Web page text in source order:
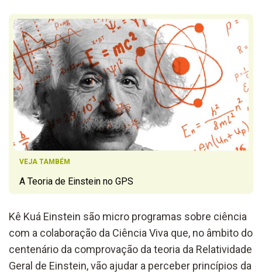
VEJA TAMBÉM
A Teoria de Einstein no GPS
Kê Kuá Einstein são micro programas sobre ciência
com a colaboração da Ciência Viva que, no âmbito do
centenário da comprovação da teoria da Relatividade
Geral de Einstein, vão ajudar a perceber princípios da